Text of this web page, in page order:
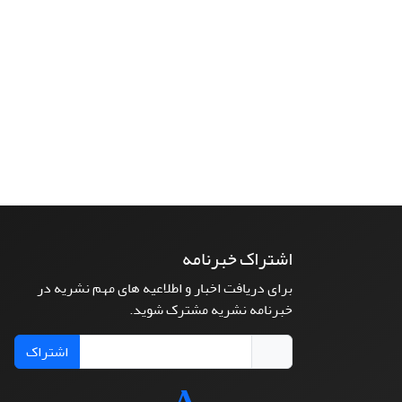
اشتراک خبرنامه
برای دریافت اخبار و اطلاعیه های مهم نشریه در
خبرنامه نشریه مشترک شوید.
اشتراک